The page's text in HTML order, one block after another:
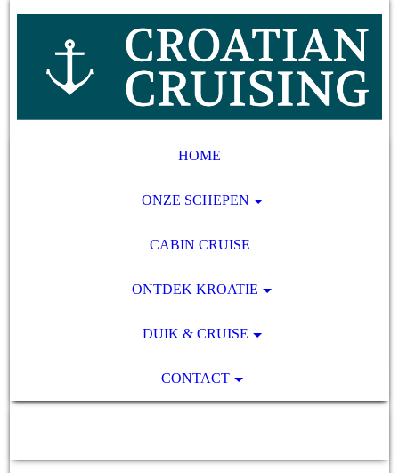
HOME
ONZE SCHEPEN
CABIN CRUISE
ONTDEK KROATIE
DUIK & CRUISE
CONTACT